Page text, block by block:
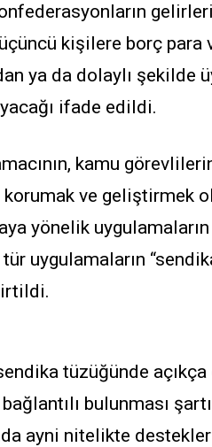
kişilere borç para
ya da dolaylı
ifade edildi.
kamu
ve geliştirmek
yönelik
tür uygulamaların
tüzüğünde
bulunması
ayni nitelikte